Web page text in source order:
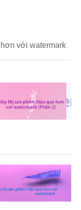
với watermark